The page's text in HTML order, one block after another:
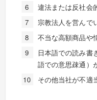
違法または反社会
宗教法人を営んで
不当な高額商品や
日本語での読み書
語での意思疎通）
その他当社が不適